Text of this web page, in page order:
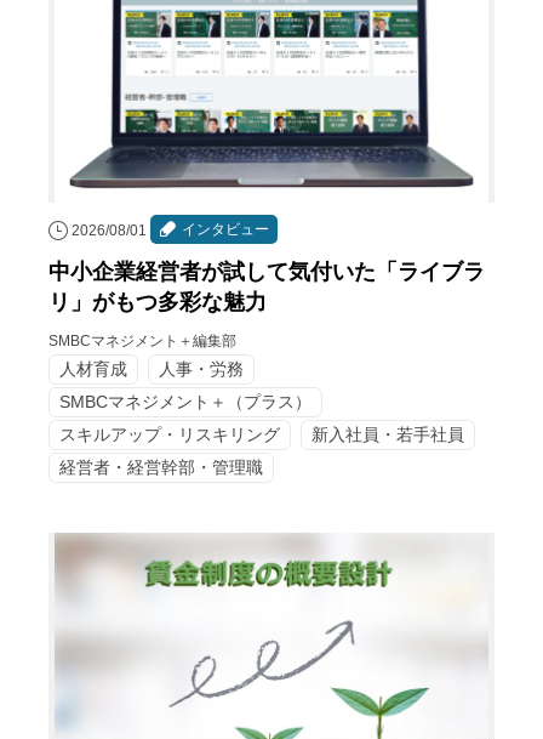
2026/08/01 インタビュー
中小企業経営者が試して気付いた「ライブラ
リ」がもつ多彩な魅力
SMBCマネジメント＋編集部
人材育成
人事・労務
SMBCマネジメント＋（プラス）
スキルアップ・リスキリング
新入社員・若手社員
経営者・経営幹部・管理職